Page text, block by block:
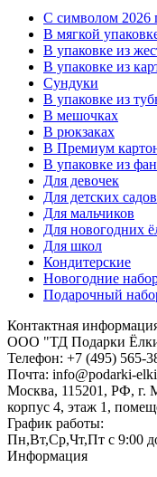
C символом 2026
В мягкой
В упаковке из
В упаковке из
Сундуки
В упаковке из
В мешочках
В рюкзаках
В Премиум
В упаковке из
Для девочек
Для детских садов
Для мальчиков
Для новогодних
Для школ
Кондитерские
Новогодние
Подарочный
Контактная
ООО "ТД Подарки
Телефон: +7 (495) 565-
Почта: info@podarki-
Москва, 115201, РФ, г.
корпус 4, этаж 1,
График работы:
Пн,Вт,Ср,Чт,Пт с 9:00
Информация